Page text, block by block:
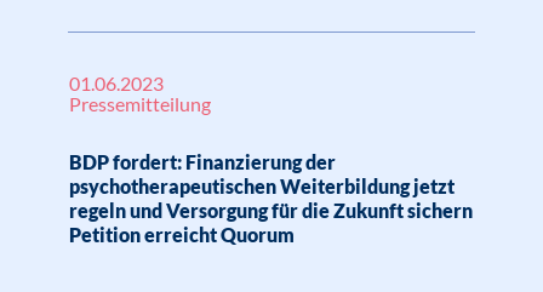
01.06.2023
Pressemitteilung
BDP fordert: Finanzierung der
psychotherapeutischen Weiterbildung jetzt
regeln und Versorgung für die Zukunft sichern
Petition erreicht Quorum